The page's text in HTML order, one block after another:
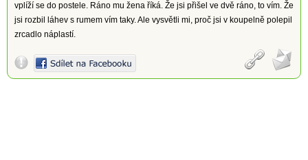
vplíží se do postele. Ráno mu žena říká. Že jsi přišel ve dvě ráno, to vím. Že
jsi rozbil láhev s rumem vím taky. Ale vysvětli mi, proč jsi v koupelně polepil
zrcadlo náplastí.